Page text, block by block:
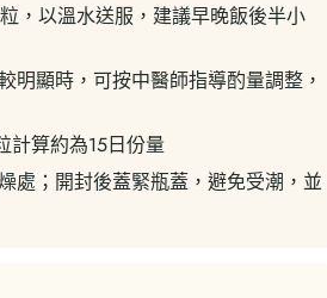
，以溫水送服，建議早晚飯後半小
明顯時，可按中醫師指導酌量調整，
計算約為15日份量
處；開封後蓋緊瓶蓋，避免受潮，並